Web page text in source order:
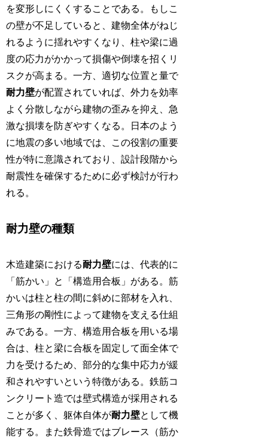
を変形しにくくすることである。もしこ
の壁が不足していると、建物全体がねじ
れるように揺れやすくなり、柱や梁に過
度の応力がかかって損傷や倒壊を招くリ
スクが高まる。一方、適切な位置と量で
耐力壁が配置されていれば、外力を効率
よく分散しながら建物の歪みを抑え、急
激な損壊を防ぎやすくなる。日本のよう
に地震の多い地域では、この役割の重要
性が特に意識されており、設計段階から
耐震性を確保するために必ず検討が行わ
れる。
耐力壁の種類
木造建築における耐力壁には、代表的に
「筋かい」と「構造用合板」がある。筋
かいは柱と柱の間に斜めに部材を入れ、
三角形の剛性によって建物を支える仕組
みである。一方、構造用合板を用いる場
合は、柱と梁に合板を固定して面全体で
力を受けるため、部分的な集中応力が緩
和されやすいという特徴がある。鉄筋コ
ンクリート造では壁式構造が採用される
ことが多く、躯体自体が耐力壁として機
能する。また鉄骨造ではブレース（筋か